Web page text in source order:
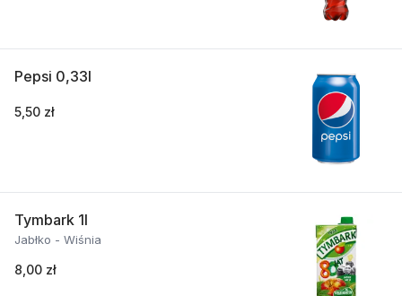
Pepsi 0,33l
5,50 zł
Tymbark 1l
Jabłko - Wiśnia
8,00 zł